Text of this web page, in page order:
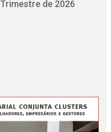
Trimestre de 2026